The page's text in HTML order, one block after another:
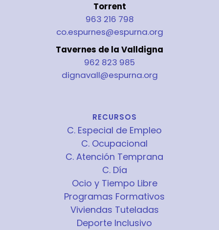
Torrent
963 216 798
co.espurnes@espurna.org
Tavernes de la Valldigna
962 823 985
dignavall@espurna.org
RECURSOS
C. Especial de Empleo
C. Ocupacional
C. Atención Temprana
C. Día
Ocio y Tiempo Libre
Programas Formativos
Viviendas Tuteladas
Deporte Inclusivo